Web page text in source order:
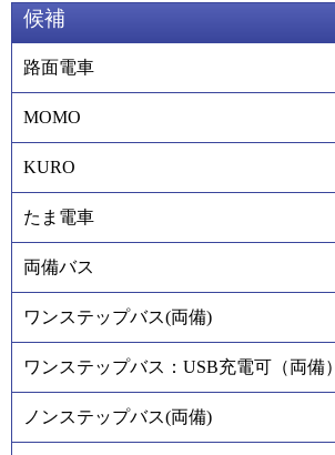
候補
路面電車
MOMO
KURO
たま電車
両備バス
ワンステップバス(両備)
ワンステップバス：USB充電可（両備）
ノンステップバス(両備)